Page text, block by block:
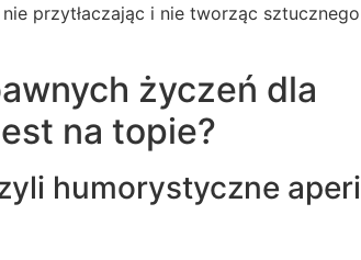
przytłaczając i nie tworząc sztucznego
życzeń dla
na topie?
humorystyczne aperi